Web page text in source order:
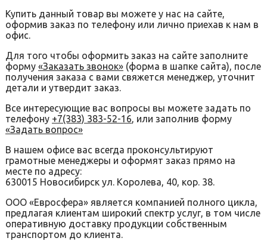
Купить данный товар вы можете у нас на сайте,
оформив заказ по телефону или лично приехав к нам в
офис.
Для того чтобы оформить заказ на сайте заполните
форму «Заказать звонок» (форма в шапке сайта), после
получения заказа с вами свяжется менеджер, уточнит
детали и утвердит заказ.
Все интересующие вас вопросы вы можете задать по
телефону +7(383) 383-52-16, или заполнив форму
«Задать вопрос»
В нашем офисе вас всегда проконсультируют
грамотные менеджеры и оформят заказ прямо на
месте по адресу:
630015 Новосибирск ул. Королева, 40, кор. 38.
ООО «Евросфера» является компанией полного цикла,
предлагая клиентам широкий спектр услуг, в том числе
оперативную доставку продукции собственным
транспортом до клиента.